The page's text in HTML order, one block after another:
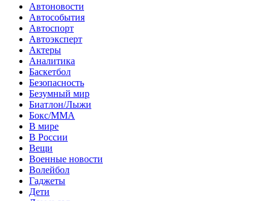
Автоновости
Автособытия
Автоспорт
Автоэксперт
Актеры
Аналитика
Баскетбол
Безопасность
Безумный мир
Биатлон/Лыжи
Бокс/MMA
В мире
В России
Вещи
Военные новости
Волейбол
Гаджеты
Дети